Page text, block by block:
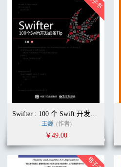
Swifter : 100 个 Swift 开发必备 Tip
王巍 (作者)
￥49.00